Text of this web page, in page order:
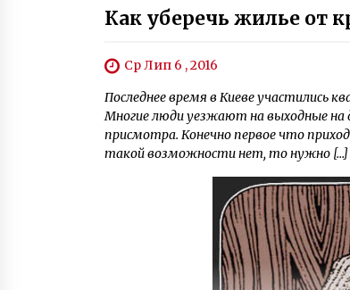
Как уберечь жилье от
Ср Лип 6 , 2016
Последнее время в Киеве участились
Многие люди уезжают на выходные на
присмотра. Конечно первое что
такой возможности нет, то нужно […]